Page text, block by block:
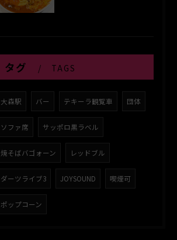
タグ TAGS
大森駅 バー テキーラ観覧車 団体
ソファ席 サッポロ黒ラベル
焼そばバゴォーン レッドブル
ダーツライブ3 JOYSOUND 喫煙可
ポップコーン